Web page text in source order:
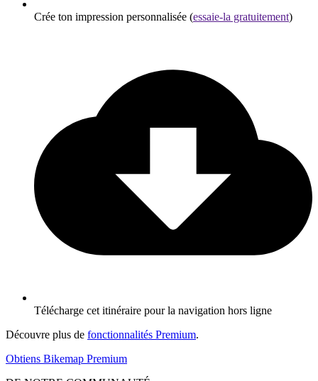
Crée ton impression personnalisée (essaie-la gratuitement)
Télécharge cet itinéraire pour la navigation hors ligne
Découvre plus de fonctionnalités Premium.
Obtiens Bikemap Premium